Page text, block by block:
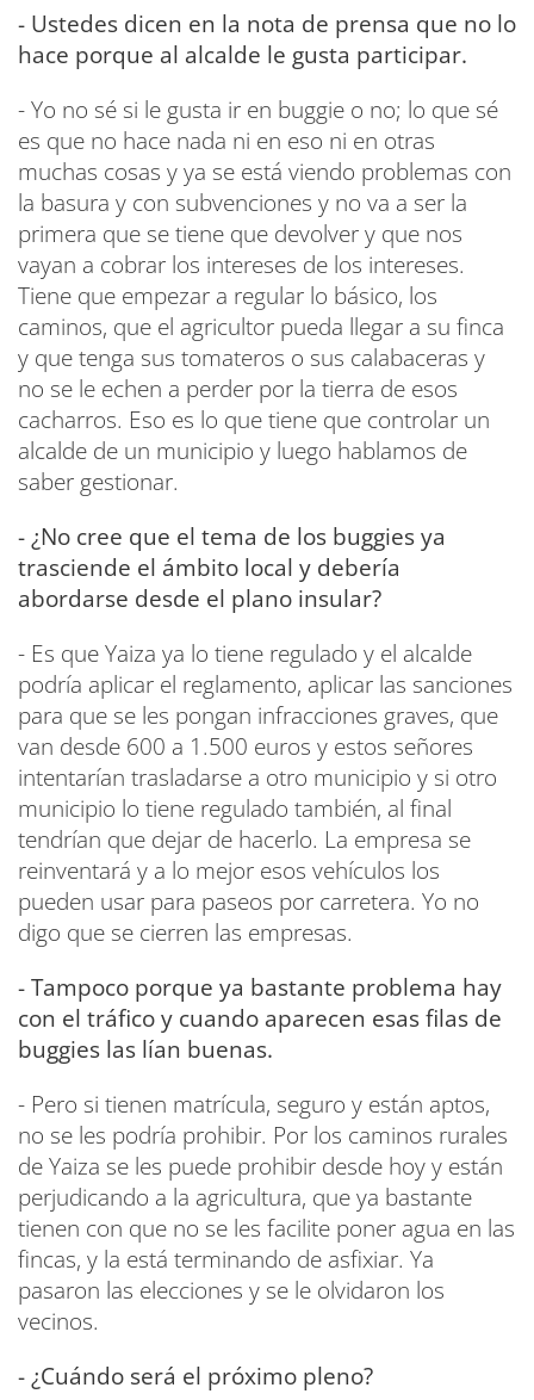
- Ustedes dicen en la nota de prensa que no lo
hace porque al alcalde le gusta participar.
- Yo no sé si le gusta ir en buggie o no; lo que sé
es que no hace nada ni en eso ni en otras
muchas cosas y ya se está viendo problemas con
la basura y con subvenciones y no va a ser la
primera que se tiene que devolver y que nos
vayan a cobrar los intereses de los intereses.
Tiene que empezar a regular lo básico, los
caminos, que el agricultor pueda llegar a su finca
y que tenga sus tomateros o sus calabaceras y
no se le echen a perder por la tierra de esos
cacharros. Eso es lo que tiene que controlar un
alcalde de un municipio y luego hablamos de
saber gestionar.
- ¿No cree que el tema de los buggies ya
trasciende el ámbito local y debería
abordarse desde el plano insular?
- Es que Yaiza ya lo tiene regulado y el alcalde
podría aplicar el reglamento, aplicar las sanciones
para que se les pongan infracciones graves, que
van desde 600 a 1.500 euros y estos señores
intentarían trasladarse a otro municipio y si otro
municipio lo tiene regulado también, al final
tendrían que dejar de hacerlo. La empresa se
reinventará y a lo mejor esos vehículos los
pueden usar para paseos por carretera. Yo no
digo que se cierren las empresas.
- Tampoco porque ya bastante problema hay
con el tráfico y cuando aparecen esas filas de
buggies las lían buenas.
- Pero si tienen matrícula, seguro y están aptos,
no se les podría prohibir. Por los caminos rurales
de Yaiza se les puede prohibir desde hoy y están
perjudicando a la agricultura, que ya bastante
tienen con que no se les facilite poner agua en las
fincas, y la está terminando de asfixiar. Ya
pasaron las elecciones y se le olvidaron los
vecinos.
- ¿Cuándo será el próximo pleno?